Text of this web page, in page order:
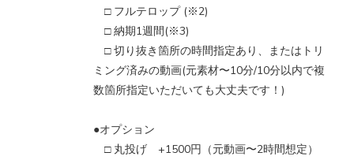
□ フルテロップ (※2)
□ 納期1週間(※3)
□ 切り抜き箇所の時間指定あり、またはトリ
ミング済みの動画(元素材〜10分/10分以内で複
数箇所指定いただいても大丈夫です！)
●オプション
□ 丸投げ +1500円（元動画〜2時間想定）